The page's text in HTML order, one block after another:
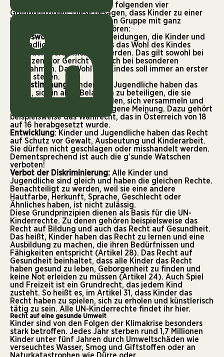
formuliert sind, beruhen auf folgenden vier
Grundprinzipien. Diese besagen, dass Kinder zu einer
besonders schutzbedürftigen Gruppe mit ganz
speziellen Bedürfnissen gehören:
Kindeswohl:
Bei allen Entscheidungen, die Kinder und
Jugendliche betreffen, muss das Wohl des Kindes
besonders berücksichtigt werden. Das gilt sowohl bei
Gesetzen, vor Gericht als auch bei besonderen
Maßnahmen. Das Wohl des Kindes soll immer an erster
Stelle stehen.
Mitbestimmung:
Kinder und Jugendliche haben das
Recht, sich in allen Belangen zu beteiligen, die sie
betreffen. Sie dürfen mitreden, sich versammeln und
haben das Recht auf eine eigene Meinung. Dazu gehört
beispielsweise das Wahlrecht, das in Österreich von 18
auf 16 herabgesetzt wurde.
Entwicklung: Kinder und Jugendliche haben das Recht
auf Schutz vor Gewalt, Ausbeutung und Kinderarbeit.
Sie dürfen nicht geschlagen oder misshandelt werden.
Dementsprechend ist auch die g’sunde Watschen
verboten!
Verbot der Diskriminierung: Alle Kinder und
Jugendliche sind gleich und haben die gleichen Rechte.
Benachteiligt zu werden, weil sie eine andere
Hautfarbe, Herkunft, Sprache, Geschlecht oder
Ähnliches haben, ist nicht zulässig.
Diese Grundprinzipien dienen als Basis für die UN-
Kinderrechte. Zu denen gehören beispielsweise das
Recht auf Bildung und auch das Recht auf Gesundheit.
Das heißt, Kinder haben das Recht zu lernen und eine
Ausbildung zu machen, die ihren Bedürfnissen und
Fähigkeiten entspricht (Artikel 28). Das Recht auf
Gesundheit beinhaltet, dass alle Kinder das Recht
haben gesund zu leben, Geborgenheit zu finden und
keine Not erleiden zu müssen (Artikel 24). Auch Spiel
und Freizeit ist ein Grundrecht, das jedem Kind
zusteht. So heißt es, im Artikel 31, dass Kinder das
Recht haben zu spielen, sich zu erholen und künstlerisch
tätig zu sein. Alle UN-Kinderrechte findet ihr hier.
Recht auf eine gesunde Umwelt
Kinder sind von den Folgen der Klimakrise besonders
stark betroffen. Jedes Jahr sterben rund 1,7 Millionen
Kinder unter fünf Jahren durch Umweltschäden wie
verseuchtes Wasser, Smog und Giftstoffen oder an